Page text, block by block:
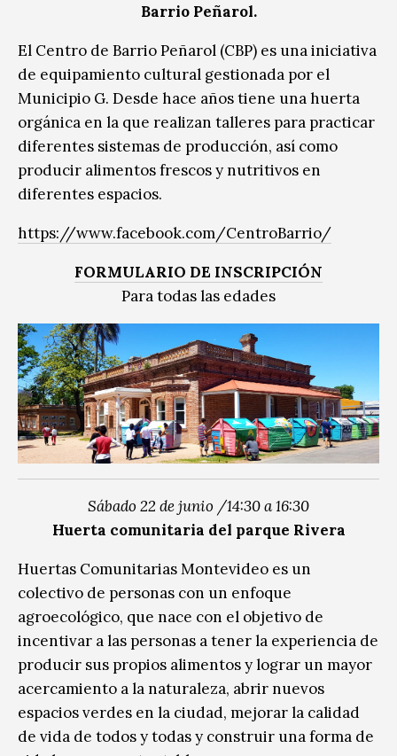
Barrio Peñarol.
El Centro de Barrio Peñarol (CBP) es una iniciativa
de equipamiento cultural gestionada por el
Municipio G. Desde hace años tiene una huerta
orgánica en la que realizan talleres para practicar
diferentes sistemas de producción, así como
producir alimentos frescos y nutritivos en
diferentes espacios.
https://www.facebook.com/CentroBarrio/
FORMULARIO DE INSCRIPCIÓN
Para todas las edades
Sábado 22 de junio /14:30 a 16:30
Huerta comunitaria del parque Rivera
Huertas Comunitarias Montevideo es un
colectivo de personas con un enfoque
agroecológico, que nace con el objetivo de
incentivar a las personas a tener la experiencia de
producir sus propios alimentos y lograr un mayor
acercamiento a la naturaleza, abrir nuevos
espacios verdes en la ciudad, mejorar la calidad
de vida de todos y todas y construir una forma de